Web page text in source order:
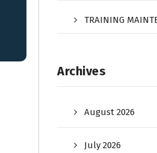
TRAINING
Archives
August 2026
July 2026